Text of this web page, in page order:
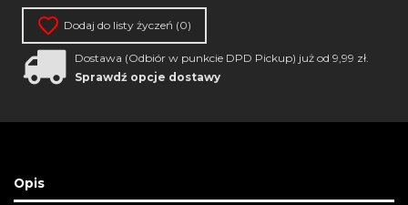
Dodaj do listy życzeń (0)
Dostawa (Odbiór w punkcie DPD Pickup) już od 9,99 zł.
Sprawdź opcje dostawy
Opis